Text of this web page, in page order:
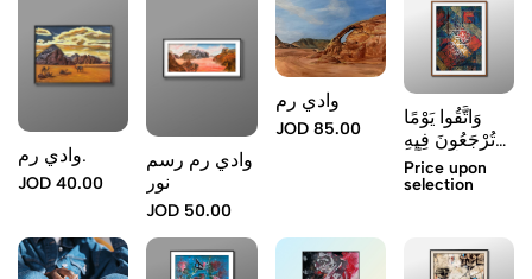
وادي رم.
JOD 40.00
وادي رم رسم
نور
JOD 50.00
وادي رم
JOD 85.00
وَاتَّقُوا يَوْمًا
تُرْجَعُونَ فِيهِ
إِلَى اللَّه
Price upon
selection